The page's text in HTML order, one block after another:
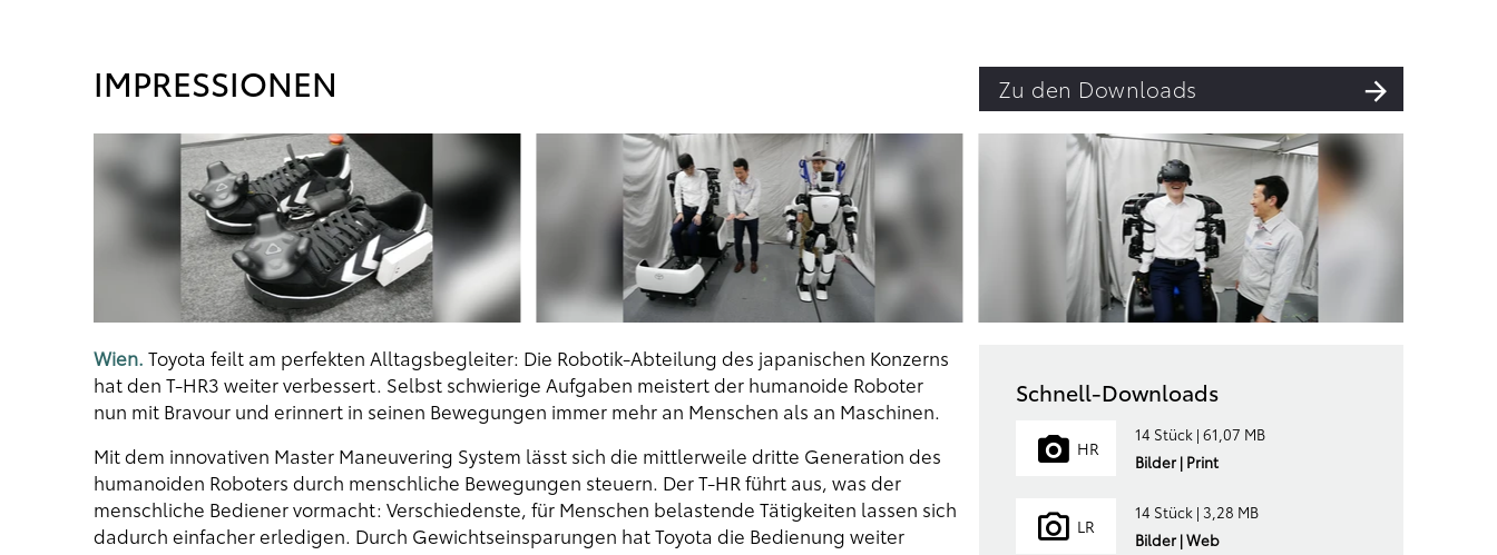
IMPRESSIONEN Zu den Downloads
Wien. Toyota feilt am perfekten Alltagsbegleiter: Die Robotik-Abteilung des japanischen Konzerns
hat den T-HR3 weiter verbessert. Selbst schwierige Aufgaben meistert der humanoide Roboter
nun mit Bravour und erinnert in seinen Bewegungen immer mehr an Menschen als an Maschinen.
Mit dem innovativen Master Maneuvering System lässt sich die mittlerweile dritte Generation des
humanoiden Roboters durch menschliche Bewegungen steuern. Der T-HR führt aus, was der
menschliche Bediener vormacht: Verschiedenste, für Menschen belastende Tätigkeiten lassen sich
dadurch einfacher erledigen. Durch Gewichtseinsparungen hat Toyota die Bedienung weiter
Schnell-Downloads
HR
14 Stück | 61,07 MB
Bilder | Print
LR
14 Stück | 3,28 MB
Bilder | Web